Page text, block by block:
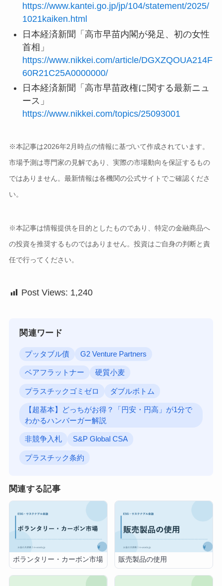
https://www.kantei.go.jp/jp/104/statement/2025/
1021kaiken.html
日本経済新聞「高市早苗内閣が発足、初の女性
首相」
https://www.nikkei.com/article/DGXZQOUA214F
60R21C25A0000000/
日本経済新聞「高市早苗政権に関する最新ニュ
ース」
https://www.nikkei.com/topics/25093001
※本記事は2026年2月時点の情報に基づいて作成されています。
市場予測は専門家の見解であり、実際の市場動向を保証するもの
ではありません。最新情報は各機関の公式サイトでご確認くださ
い。
※本記事は情報提供を目的としたものであり、特定の金融商品へ
の投資を推奨するものではありません。投資はご自身の判断と責
任で行ってください。
Post Views: 1,240
関連ワード
プッタブル債 G2 Venture Partners
ベアフラットナー 硬質小麦
プラスチックゴミゼロ ダブルボトム
【超基本】どっちがお得？「円安・円高」が1分で
わかるハンバーガー解説
非競争入札 S&P Global CSA
プラスチック条約
関連する記事
ボランタリー・カーボン市場 販売製品の使用